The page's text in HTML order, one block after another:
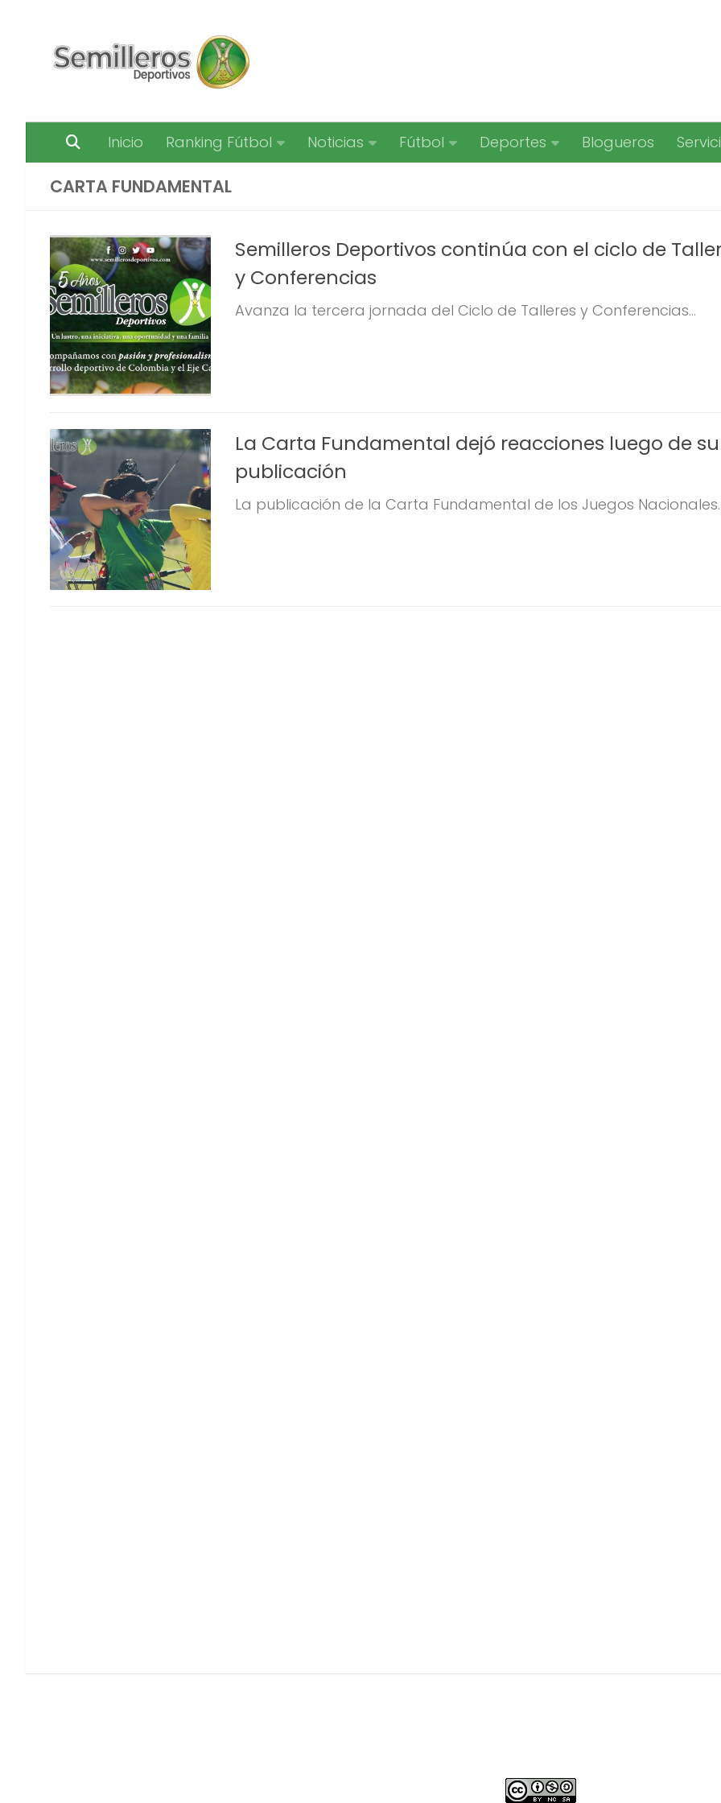
Inicio Ranking Fútbol Noticias Fútbol Deportes Blogueros
CARTA FUNDAMENTAL
Semilleros Deportivos continúa con el ciclo de
y Conferencias
Avanza la tercera jornada del Ciclo de Talleres y Conferencias...
La Carta Fundamental dejó reacciones luego de su
publicación
La publicación de la Carta Fundamental de los Juegos